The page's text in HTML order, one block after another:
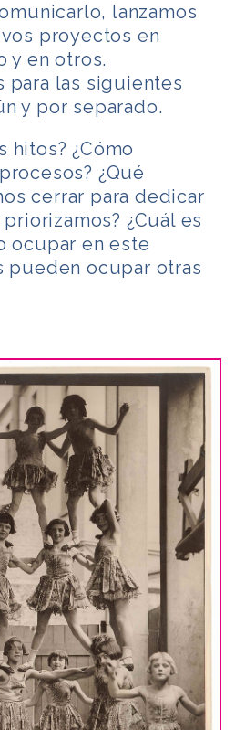
lanzamos
proyectos en
y en otros.
para las siguientes
y por separado.
hitos? ¿Cómo
¿Qué
cerrar para dedicar
¿Cuál es
ocupar en este
pueden ocupar otras